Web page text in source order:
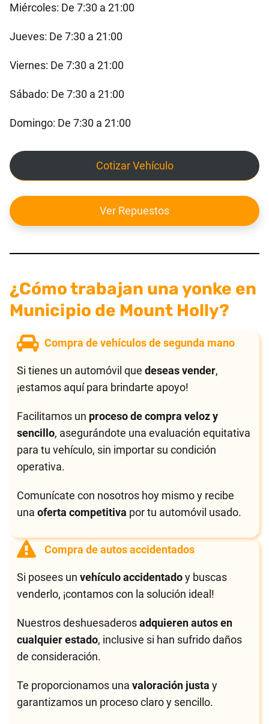
Miércoles: De 7:30 a 21:00
Jueves: De 7:30 a 21:00
Viernes: De 7:30 a 21:00
Sábado: De 7:30 a 21:00
Domingo: De 7:30 a 21:00
Cotizar Vehículo
Ver Repuestos
¿Cómo trabajan una yonke en
Municipio de Mount Holly?
Compra de vehículos de segunda mano
Si tienes un automóvil quedeseas vender,
¡estamos aquí para brindarte apoyo!
Facilitamos un proceso de compra veloz y
sencillo, asegurándote una evaluación equitativa
para tu vehículo, sin importar su condición
operativa.
Comunícate con nosotros hoy mismo y recibe
unaoferta competitiva por tu automóvil usado.
Compra de autos accidentados
Si posees unvehículo accidentadoy buscas
venderlo, ¡contamos con la solución ideal!
Nuestros deshuesaderosadquieren autos en
cualquier estado, inclusive si han sufrido daños
de consideración.
Te proporcionamos unavaloración justa y
garantizamos un proceso claro y sencillo.